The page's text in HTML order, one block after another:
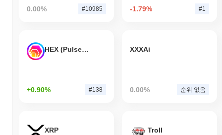
0.00% #10985 -1.79% #1
HEX (Pulsechain)
+0.90% #138
XXXAi
0.00% 순위 없음
XRP Troll